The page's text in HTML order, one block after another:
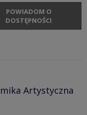
POWIADOM O
DOSTĘPNOŚCI
Artystyczna